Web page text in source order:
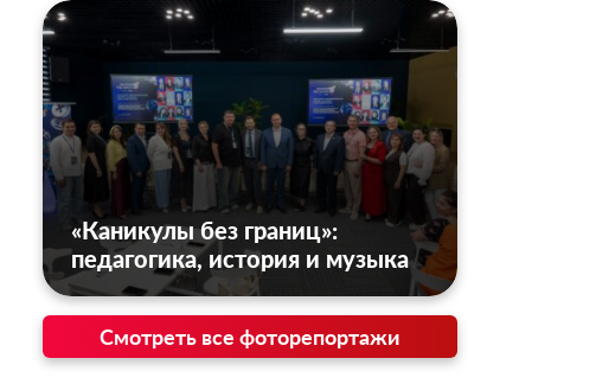
«Каникулы без границ»:
педагогика, история и музыка
Смотреть все фоторепортажи